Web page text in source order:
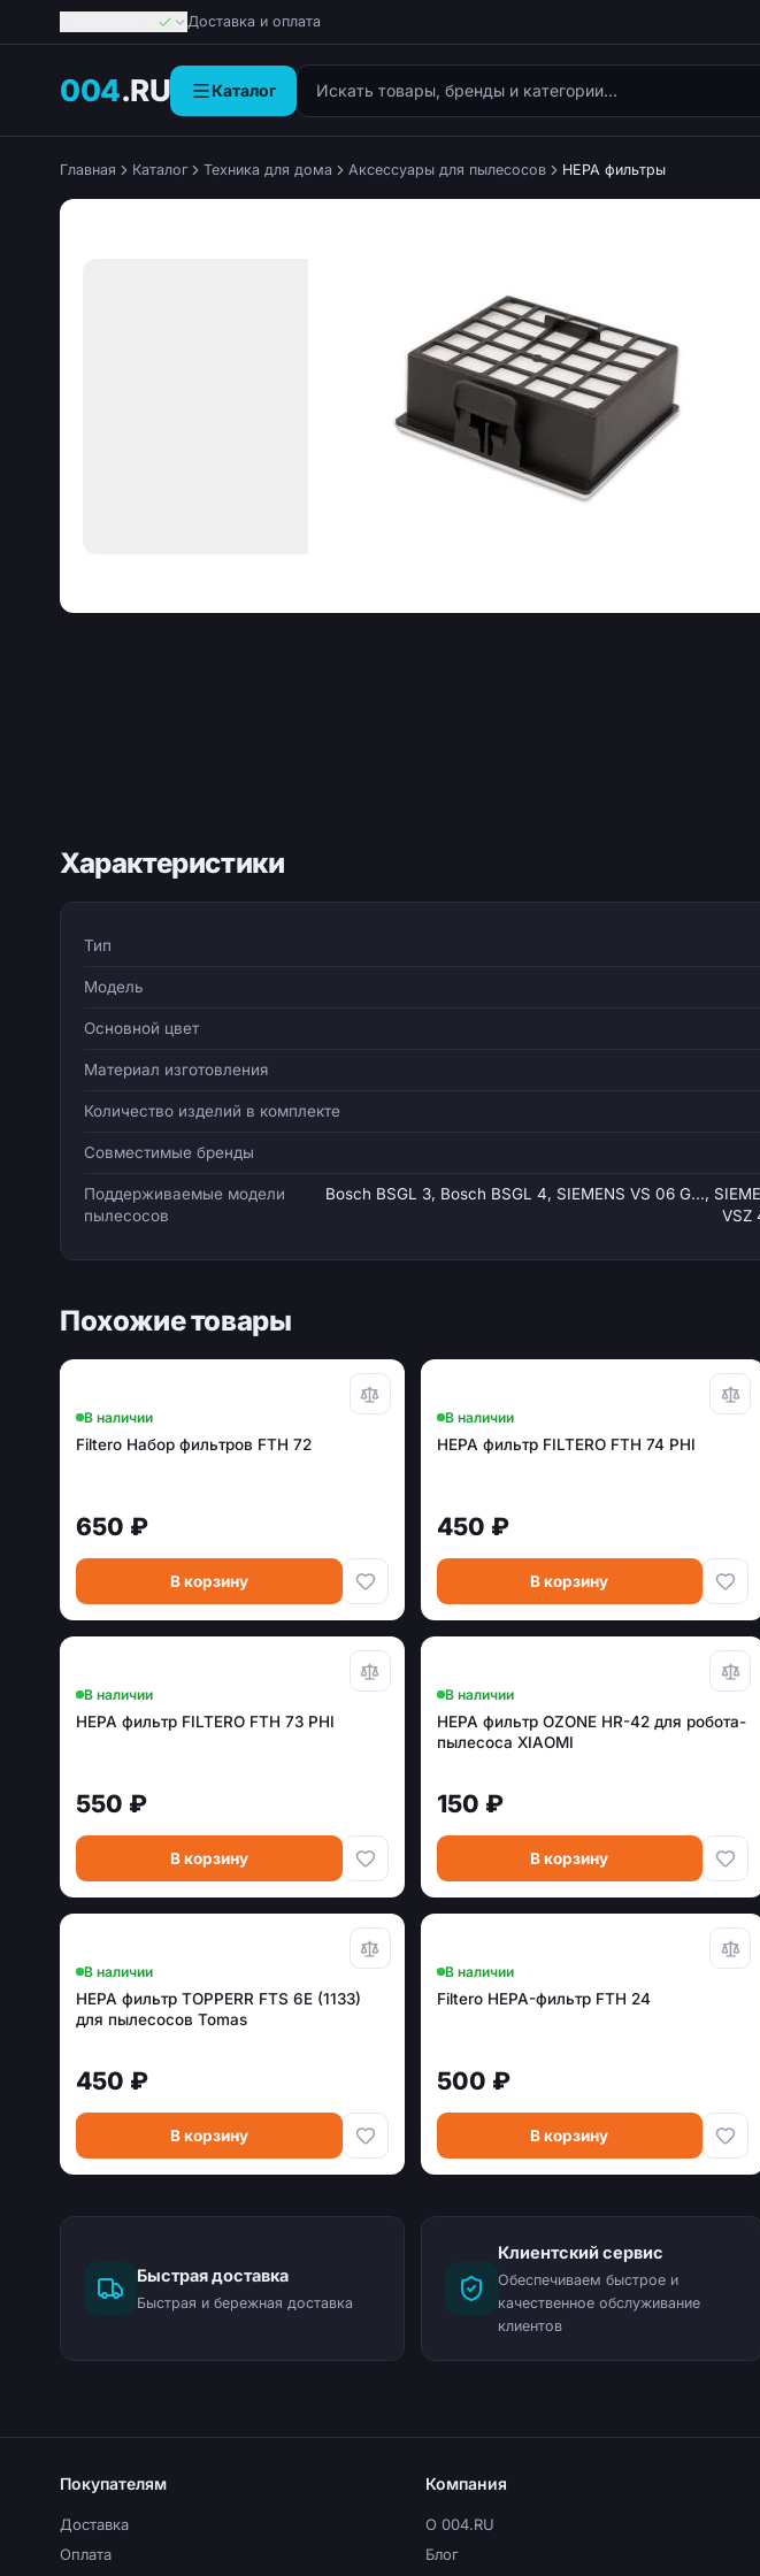
Доставка и оплата
004.RU Каталог
Поиск товаров
Главная Каталог Техника для дома Аксессуары для пылесосов HEPA фильтры
Характеристики
Тип
Модель
Основной цвет
Материал изготовления
Количество изделий в комплекте
Совместимые бренды
Поддерживаемые модели
пылесосов
Bosch BSGL 3, Bosch BSGL 4, SIEMENS VS 06 G...,
VSZ
Похожие товары
В наличии
Filtero Набор фильтров FTH 72
650 ₽
В корзину
В наличии
HEPA фильтр FILTERO FTH 74 PHI
450 ₽
В корзину
В наличии
HEPA фильтр FILTERO FTH 73 PHI
550 ₽
В корзину
В наличии
HEPA фильтр OZONE HR-42 для робота-
пылесоса XIAOMI
150 ₽
В корзину
В наличии
HEPA фильтр TOPPERR FTS 6E (1133)
для пылесосов Tomas
450 ₽
В корзину
В наличии
Filtero HEPA-фильтр FTH 24
500 ₽
В корзину
Быстрая доставка
Быстрая и бережная доставка
Клиентский сервис
Обеспечиваем быстрое и
качественное обслуживание
клиентов
Покупателям
Доставка
Оплата
Компания
О 004.RU
Блог